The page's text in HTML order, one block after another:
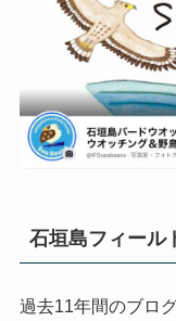
石垣島フィール
過去11年間のブロ